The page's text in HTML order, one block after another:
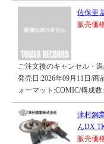
佐保里
販売価
ご注文後のキャンセル・返
発売日:2026年09月11日/商
ォーマット:COMIC/構成数
津村鋼
んDX
販売価